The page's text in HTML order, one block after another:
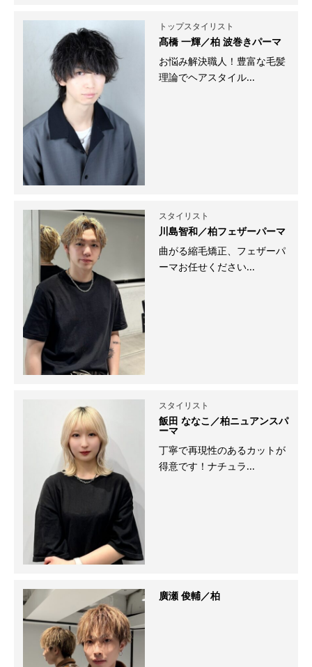
トップスタイリスト
髙橋 一輝／柏 波巻きパーマ
お悩み解決職人！豊富な毛髪
理論でヘアスタイル...
スタイリスト
川島智和／柏フェザーパーマ
曲がる縮毛矯正、フェザーパ
ーマお任せください...
スタイリスト
飯田 ななこ／柏ニュアンスパ
ーマ
丁寧で再現性のあるカットが
得意です！ナチュラ...
廣瀬 俊輔／柏